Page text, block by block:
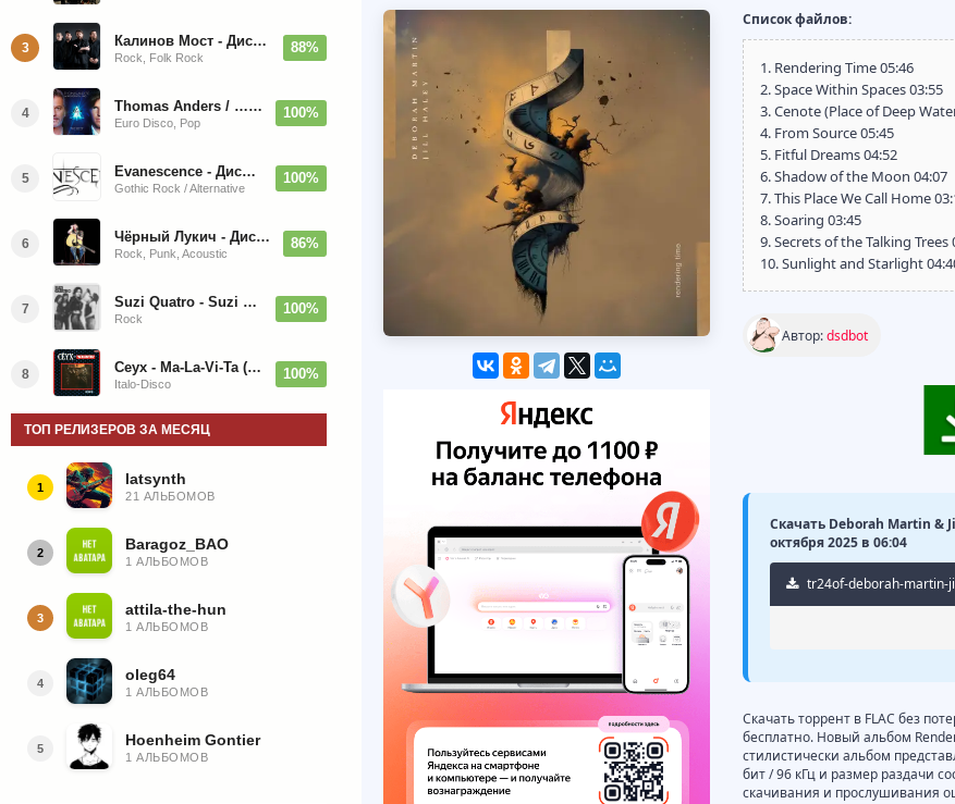
Список файлов:
1. Rendering Time 05:46
2. Space Within Spaces 03:55
3. Cenote (Place of Deep
4. From Source 05:45
5. Fitful Dreams 04:52
6. Shadow of the Moon 04:07
7. This Place We Call Home
8. Soaring 03:45
9. Secrets of the Talking Trees
10. Sunlight and Starlight
Автор:dsdbot
Скачать Deborah Martin &
октября 2025 в 06:04
tr24of-deborah-martin-
Скачать торрент в FLAC без
бесплатно. Новый альбом
стилистически альбом
бит / 96 кГц и размер раздачи
скачивания и прослушивания
3 Калинов Мост - Дискография (1986-2026)
Rock, Folk Rock
88%
4 Thomas Anders / … Sings Modern Talking: The Best hi-res
Euro Disco, Pop
100%
5 Evanescence - Дискография (1998-2026)
Gothic Rock / Alternative
100%
6 Чёрный Лукич - Дискография (1987-2014)
Rock, Punk, Acoustic
86%
7 Suzi Quatro - Suzi Quatro (Bonus Tracks, Remaster) 1973/2022
Rock
100%
8 Ceyx - Ma-La-Vi-Ta (12'' Maxi-Single)
Italo-Disco
100%
ТОП РЕЛИЗЕРОВ ЗА МЕСЯЦ
1 latsynth
21 АЛЬБОМОВ
2 Baragoz_BAO
1 АЛЬБОМОВ
3 attila-the-hun
1 АЛЬБОМОВ
4 oleg64
1 АЛЬБОМОВ
5 Hoenheim Gontier
1 АЛЬБОМОВ